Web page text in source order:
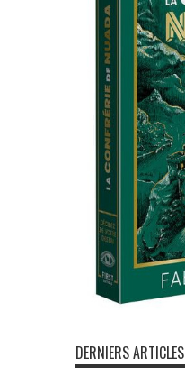
DERNIERS ARTICLES